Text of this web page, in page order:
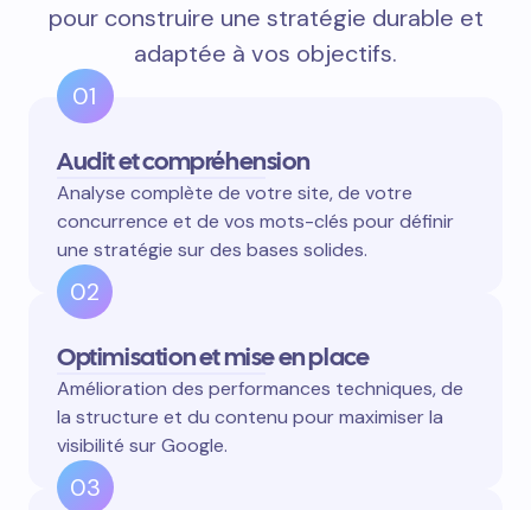
pour construire une stratégie durable et
adaptée à vos objectifs.
01
Audit et compréhension
Analyse complète de votre site, de votre
concurrence et de vos mots-clés pour définir
une stratégie sur des bases solides.
02
Optimisation et mise en place
Amélioration des performances techniques, de
la structure et du contenu pour maximiser la
visibilité sur Google.
03